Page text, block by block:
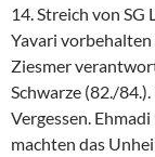
14. Streich von
Yavari vorbehalten
Ziesmer
Schwarze (82./
Vergessen.
machten das